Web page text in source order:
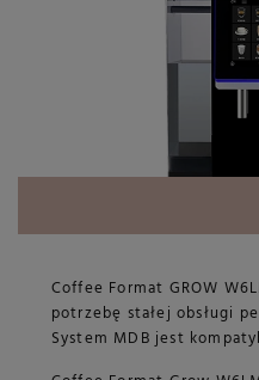
Coffee Format GROW
potrzebę stałej obsługi
System MDB jest